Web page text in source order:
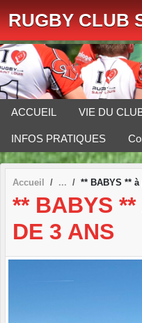
RUGBY CLUB
ACCUEIL VIE DU
INFOS PRATIQUES
Accueil ** BABYS **
** BABYS
DE 3 ANS